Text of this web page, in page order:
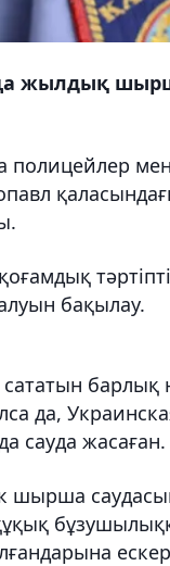
жылдық
полицейлер
бақылау.
барлық
да,
сауда жасаған.
шырша